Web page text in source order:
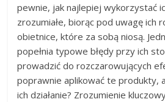
pewnie, jak najlepiej wykorzystać
zrozumiałe, biorąc pod uwagę ich
obietnice, które za sobą niosą.
popełnia typowe błędy przy ich
prowadzić do rozczarowujących
poprawnie aplikować te produkty,
ich działanie? Zrozumienie